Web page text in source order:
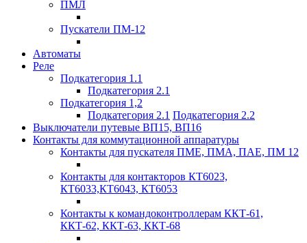
ПМЛ
Пускатели ПМ-12
Автоматы
Реле
Подкатегория 1.1
Подкатегория 2.1
Подкатегория 1,2
Подкатегория 2.1 Подкатегория 2.2
Выключатели путевые ВП15, ВП16
Контакты для коммутационной аппаратуры
Контакты для пускателя ПМЕ, ПМА, ПАЕ, ПМ 12
Контакты для контакторов КТ6023,
КТ6033,КТ6043, КТ6053
Контакты к командоконтроллерам ККТ-61,
ККТ-62, ККТ-63, ККТ-68